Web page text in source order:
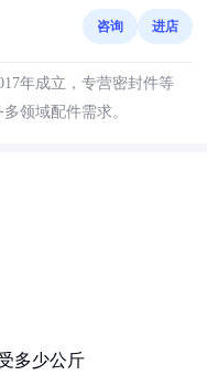
咨询 进店
年成立，专营密封件等
领域配件需求。
多少公斤